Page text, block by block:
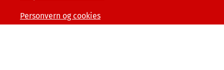
Personvern og cookies